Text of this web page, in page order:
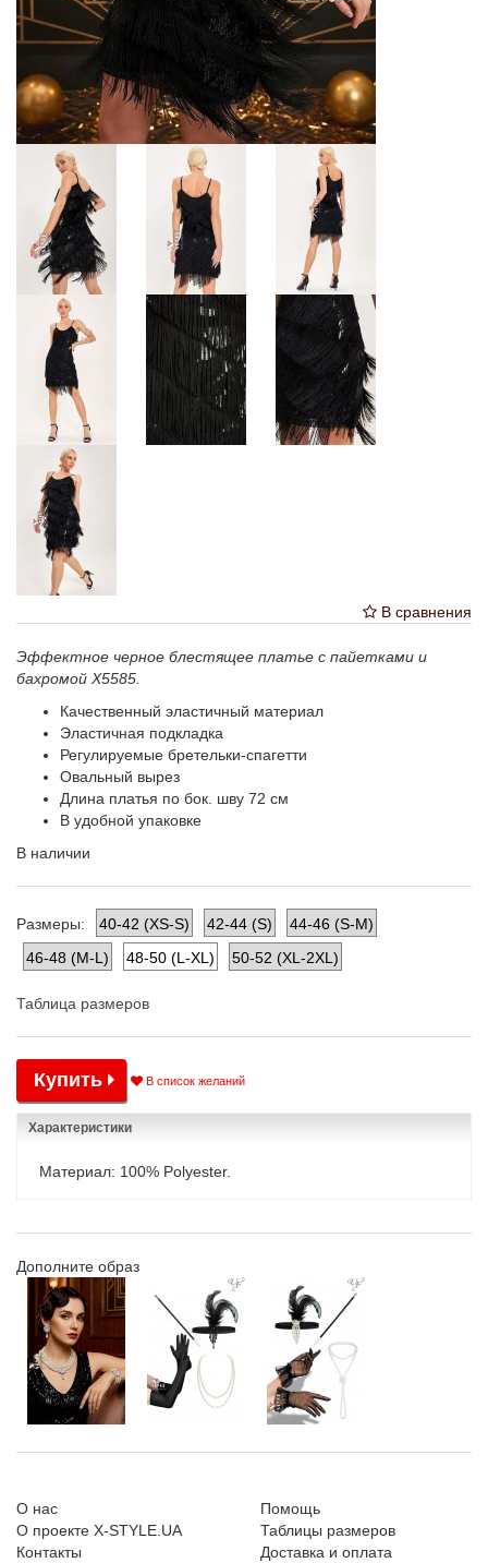
В сравнения
Эффектное черное блестящее платье с пайетками и
бахромой X5585.
Качественный эластичный материал
Эластичная подкладка
Регулируемые бретельки-спагетти
Овальный вырез
Длина платья по бок. шву 72 см
В удобной упаковке
В наличии
Размеры: 40-42 (XS-S) 42-44 (S)
44-46 (S-M)
46-48 (M-L)
48-50 (L-XL) 50-52 (XL-2XL)
Таблица размеров
Купить В список желаний
Характеристики
Материал: 100% Polyester.
Дополните образ
О нас
О проекте X-STYLE.UA
Контакты
Помощь
Таблицы размеров
Доставка и оплата